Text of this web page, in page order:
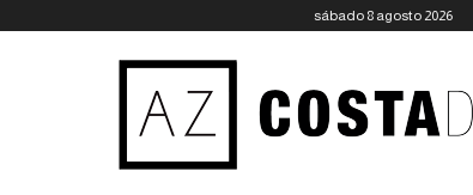
sábado 8 agosto 2026